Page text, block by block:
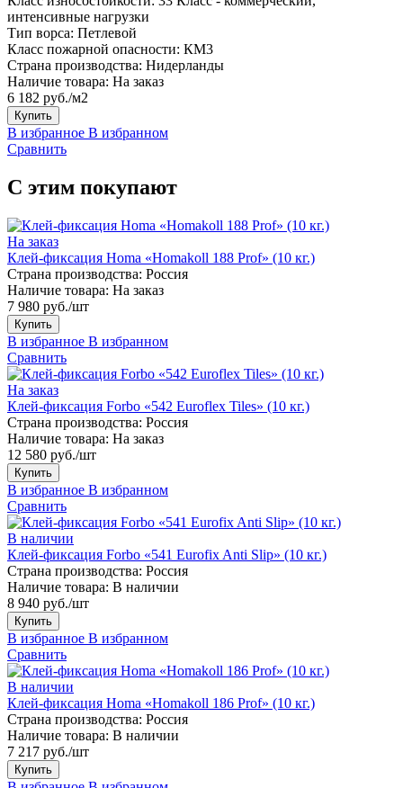
интенсивные нагрузки
Тип ворса: Петлевой
Класс пожарной опасности: КМ3
Страна производства: Нидерланды
Наличие товара: На заказ
6 182 руб./м2
Купить
В избранное В избранном
Сравнить
С этим покупают
На заказ
Клей-фиксация Homa «Homakoll 188 Prof» (10 кг.)
Страна производства: Россия
Наличие товара: На заказ
7 980 руб./шт
Купить
В избранное В избранном
Сравнить
На заказ
Клей-фиксация Forbo «542 Euroflex Tiles» (10 кг.)
Страна производства: Россия
Наличие товара: На заказ
12 580 руб./шт
Купить
В избранное В избранном
Сравнить
В наличии
Клей-фиксация Forbo «541 Eurofix Anti Slip» (10 кг.)
Страна производства: Россия
Наличие товара: В наличии
8 940 руб./шт
Купить
В избранное В избранном
Сравнить
В наличии
Клей-фиксация Homa «Homakoll 186 Prof» (10 кг.)
Страна производства: Россия
Наличие товара: В наличии
7 217 руб./шт
Купить